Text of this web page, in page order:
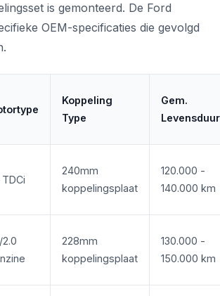
is gemonteerd. De Ford
OEM-specificaties die gevolgd
Koppeling
Type
Gem.
Levensduur
TDCi
240mm
koppelingsplaat
120.000 -
140.000 km
2.0
228mm
koppelingsplaat
130.000 -
150.000 km